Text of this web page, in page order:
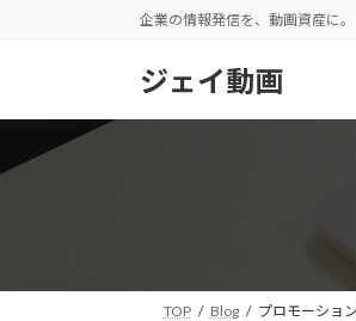
企業の情報発信を、動画資産に。
ジェイ動画
TOP Blog プロモーショ